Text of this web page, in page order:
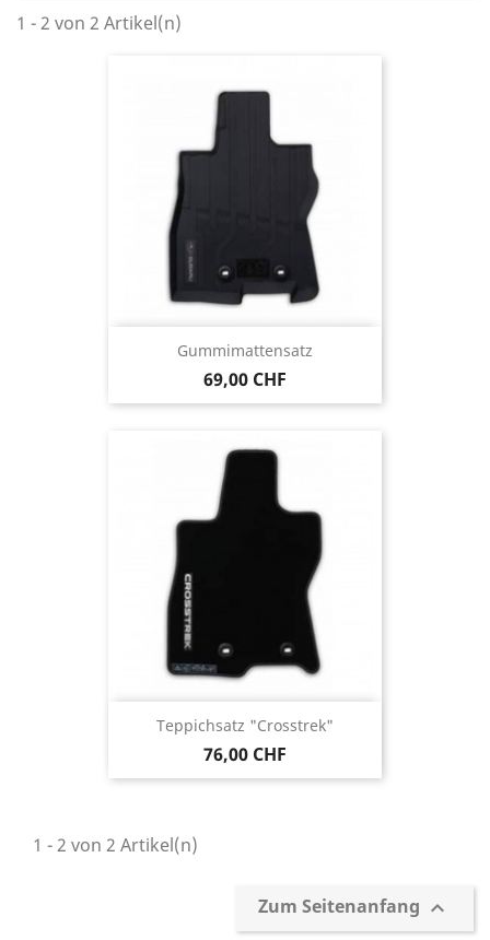
1 - 2 von 2 Artikel(n)
Gummimattensatz
69,00 CHF
Teppichsatz "Crosstrek"
76,00 CHF
1 - 2 von 2 Artikel(n)
Zum Seitenanfang 